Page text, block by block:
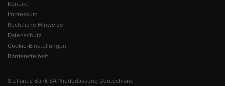
Kontakt
Impressum
Rechtliche Hinweise
Datenschutz
Cookie-Einstellungen
Barrierefreiheit
Stellantis Bank SA Niederlassung Deutschland